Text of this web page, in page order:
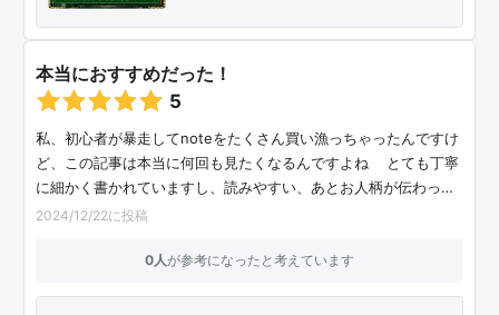
本当におすすめだった！
5
私、初心者が暴走してnoteをたくさん買い漁っちゃったんですけ
ど、この記事は本当に何回も見たくなるんですよね😳とても丁寧
に細かく書かれていますし、読みやすい、あとお人柄が伝わっ…
2024/12/22に投稿
0人が参考になったと考えています